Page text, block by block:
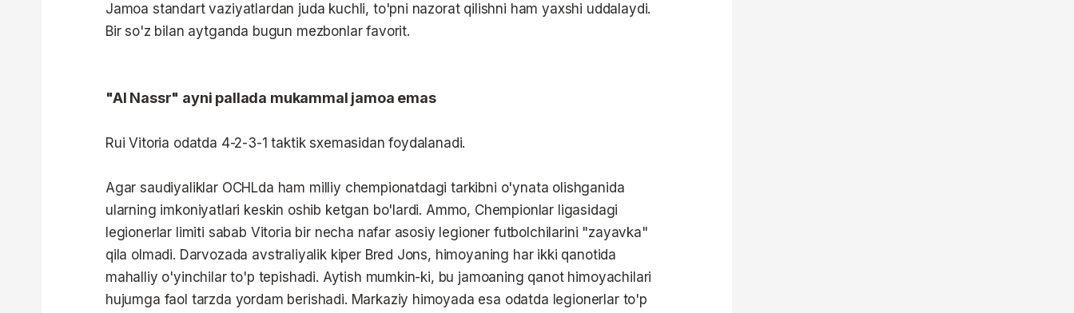
Jamoa standart vaziyatlardan juda kuchli, to'pni nazorat qilishni ham yaxshi uddalaydi.
Bir so'z bilan aytganda bugun mezbonlar favorit.
"Al Nassr" ayni pallada mukammal jamoa emas
Rui Vitoria odatda 4-2-3-1 taktik sxemasidan foydalanadi.
Agar saudiyaliklar OCHLda ham milliy chempionatdagi tarkibni o'ynata olishganida
ularning imkoniyatlari keskin oshib ketgan bo'lardi. Ammo, Chempionlar ligasidagi
legionerlar limiti sabab Vitoria bir necha nafar asosiy legioner futbolchilarini "zayavka"
qila olmadi. Darvozada avstraliyalik kiper Bred Jons, himoyaning har ikki qanotida
mahalliy o'yinchilar to'p tepishadi. Aytish mumkin-ki, bu jamoaning qanot himoyachilari
hujumga faol tarzda yordam berishadi. Markaziy himoyada esa odatda legionerlar to'p